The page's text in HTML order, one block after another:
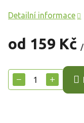
od 159 Kč
cena:
+
−
Detailní informace